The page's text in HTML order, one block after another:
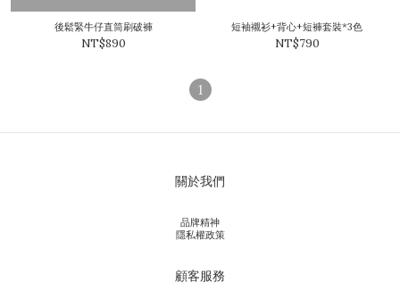
後鬆緊牛仔直筒刷破褲
NT$890
短袖襯衫+背心+短褲套裝*3色
NT$790
1
關於我們
品牌精神
隱私權政策
顧客服務